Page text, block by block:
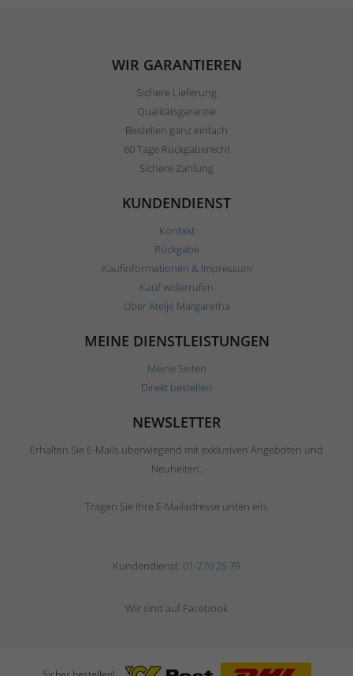
WIR GARANTIEREN
Sichere Lieferung
Qualitätsgarantie
Bestellen ganz einfach
60 Tage Rückgaberecht
Sichere Zahlung
KUNDENDIENST
Kontakt
Rückgabe
Kaufinformationen & Impressum
Kauf widerrufen
Über Ateljé Margaretha
MEINE DIENSTLEISTUNGEN
Meine Seiten
Direkt bestellen
NEWSLETTER
Erhalten Sie E-Mails überwiegend mit exklusiven Angeboten und
Neuheiten.
Tragen Sie Ihre E-Mailadresse unten ein.
Kundendienst: 01-270 25 79
Wir sind auf Facebook